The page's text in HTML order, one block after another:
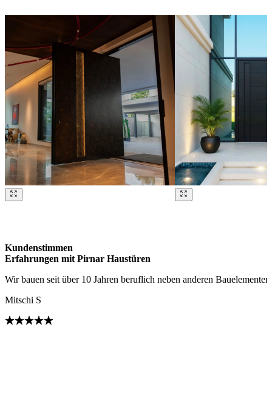
Kundenstimmen
Erfahrungen mit Pirnar Haustüren
Wir bauen seit über 10 Jahren beruflich neben anderen
Mitschi S